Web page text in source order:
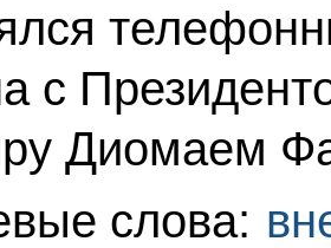
с
Диомаем
слова: